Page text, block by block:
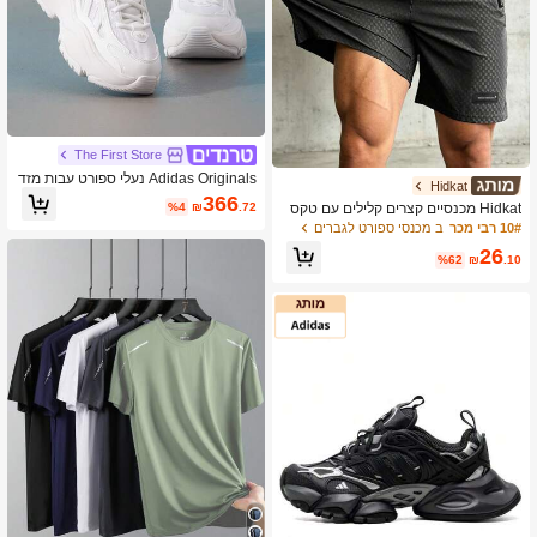
Hidkat
Hidkat מכנסיים קצרים קלילים עם טקס
טורה לספורט חוץ ויומיום לקיץ לגברים, ע
10# רבי מכר ב מכנסי ספורט לגברים
₪26.10
%62
The First Store
Adidas Originals נעלי ספורט עבות מזד
מנים של OZGAIA W, נעלי ספורט ופנאי
עם רשת ונושמות לחוץ, IG6047
₪366.72
%4